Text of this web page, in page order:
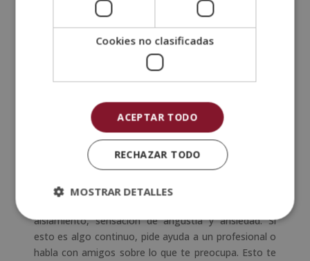
Duerme entre 10 a 8 horas
El ejercicio es básico para sentirnos bien, reducir el
ritmo cardiaco y la tensión muscular. Sin embargo, la
dieta y un descanso reparador también son
sueño, y dormir mal hace que nos sintamos más
cansados o irritados. Por ello, si tienes problemas de
insomnio, crea una rutina de sueño que te permita
dormir mínimo 8 horas diarias.
Pide ayuda
aislamiento, sensación de angustia y ansiedad. Si
esto es algo continuo, pide ayuda a un profesional o
habla con amigos sobre lo que te preocupa. Esto te
Cookies no clasificadas
ACEPTAR TODO
RECHAZAR TODO
MOSTRAR DETALLES